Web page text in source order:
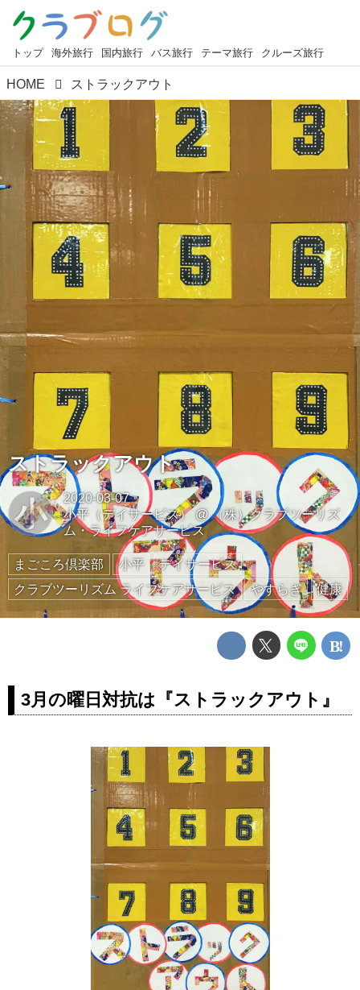
トップ 海外旅行 国内旅行 バス旅行 テーマ旅行 クルーズ旅行
HOME ストラックアウト
ストラックアウト
小
2020-03-07
小平（デイサービス）@（株）クラブツーリズ
ム・ライフケアサービス
まごころ倶楽部 小平
デイサービス
クラブツーリズム ライフケアサービス
やすらぎ 健康
3月の曜日対抗は『ストラックアウト』